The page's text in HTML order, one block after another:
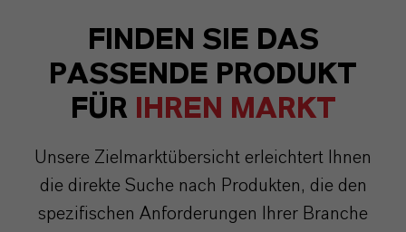
FINDEN SIE DAS
PASSENDE PRODUKT
FÜR IHREN MARKT
Unsere Zielmarktübersicht erleichtert Ihnen
die direkte Suche nach Produkten, die den
spezifischen Anforderungen Ihrer Branche